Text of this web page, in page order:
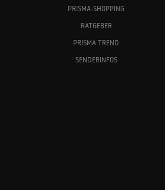
PRISMA-SHOPPING
RATGEBER
PRISMA TREND
SENDERINFOS